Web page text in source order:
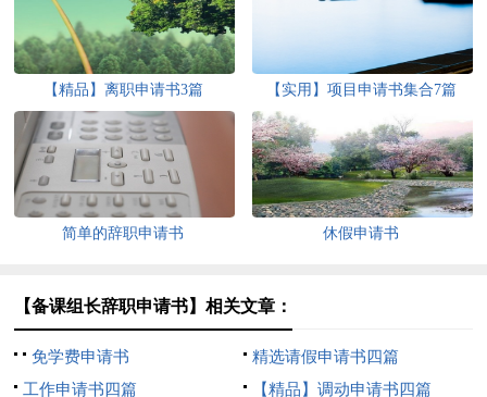
【精品】离职申请书3篇 【实用】项目申请书集合7篇
简单的辞职申请书 休假申请书
【备课组长辞职申请书】相关文章：
免学费申请书
精选请假申请书四篇
工作申请书四篇
【精品】调动申请书四篇